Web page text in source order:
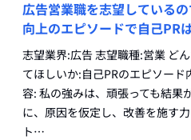
広告営業職を志望している
向上のエピソードで自己PR
志望業界:広告 志望職種:営業 ど
てほしいか:自己PRのエピソー
容: 私の強みは、頑張っても結果
に、原因を仮定し、改善を施す
ト…